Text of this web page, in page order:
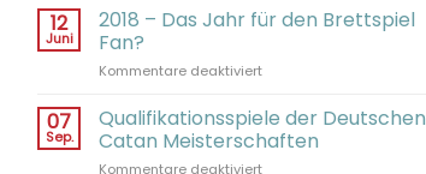
12
Juni
2018 – Das Jahr für den Brettspiel
Fan?
Kommentare deaktiviertfür
–
Das
Jahr
07
Sep.
Qualifikationsspiele der Deutschen
Catan Meisterschaften
Kommentare deaktiviertfür